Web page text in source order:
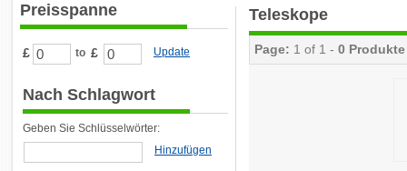
Preisspanne
£ to £ Update
Nach Schlagwort
Geben Sie Schlüsselwörter:
Hinzufügen
Teleskope
Page: 1 of 1 - 0 Produkte